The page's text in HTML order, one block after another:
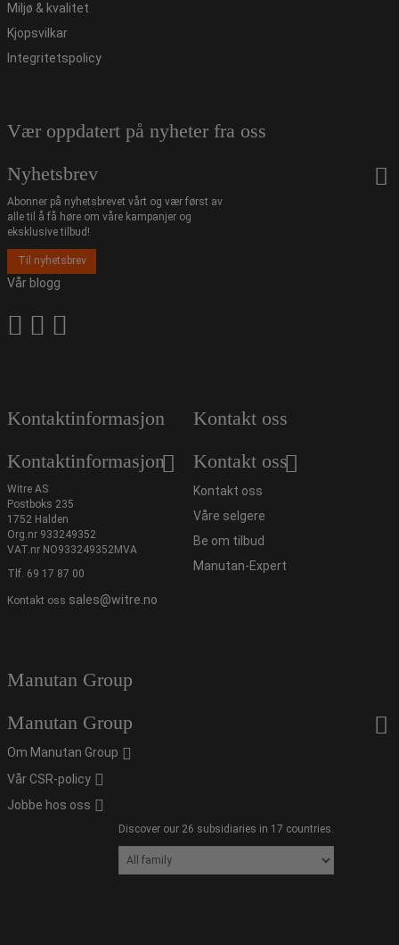
Miljø & kvalitet
Kjopsvilkar
Integritetspolicy
Vær oppdatert på nyheter fra oss
Nyhetsbrev
Abonner på nyhetsbrevet vårt og vær først av
alle til å få høre om våre kampanjer og
eksklusive tilbud!
Til nyhetsbrev
Vår blogg
Kontaktinformasjon
Kontaktinformasjon
Witre AS
Postboks 235
1752 Halden
Org.nr 933249352
VAT.nr NO933249352MVA
Tlf. 69 17 87 00
Kontakt oss sales@witre.no
Kontakt oss
Kontakt oss
Kontakt oss
Våre selgere
Be om tilbud
Manutan-Expert
Manutan Group
Manutan Group
Om Manutan Group
Vår CSR-policy
Jobbe hos oss
Discover our 26 subsidiaries in 17 countries.